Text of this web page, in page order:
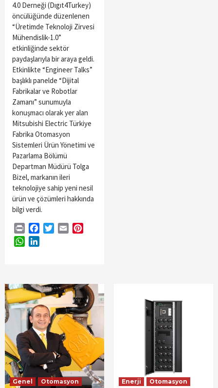
4.0 Derneği (Dıgıt4Turkey)
öncülüğünde düzenlenen
“Üretimde Teknoloji Zirvesi
Mühendislik-1.0”
etkinliğinde sektör
paydaşlarıyla bir araya geldi.
Etkinlikte “Engineer Talks”
başlıklı panelde “Dijital
Fabrikalar ve Robotlar
Zamanı” sunumuyla
konuşmacı olarak yer alan
Mitsubishi Electric Türkiye
Fabrika Otomasyon
Sistemleri Ürün Yönetimi ve
Pazarlama Bölümü
Departman Müdürü Tolga
Bizel, markanın ileri
teknolojiye sahip yeni nesil
ürün ve çözümleri hakkında
bilgi verdi.
Print FacebookTwitterEmail
WhatsApp
Genel Otomasyon Enerji Otomasyon